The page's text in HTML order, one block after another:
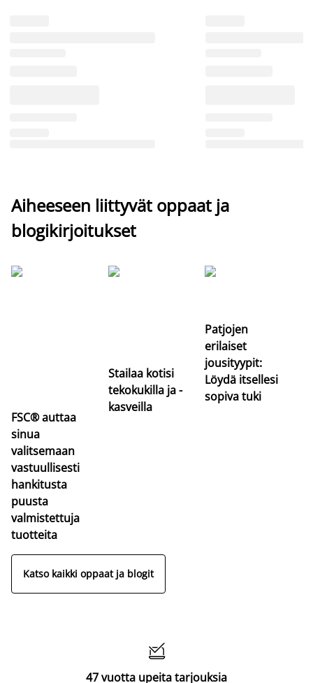
Aiheeseen liittyvät oppaat ja
blogikirjoitukset
FSC® auttaa
sinua
valitsemaan
vastuullisesti
hankitusta
puusta
valmistettuja
tuotteita
Stailaa kotisi
tekokukilla ja -
kasveilla
Patjojen
erilaiset
jousityypit:
Löydä itsellesi
sopiva tuki
Katso kaikki oppaat ja blogit

47 vuotta upeita tarjouksia